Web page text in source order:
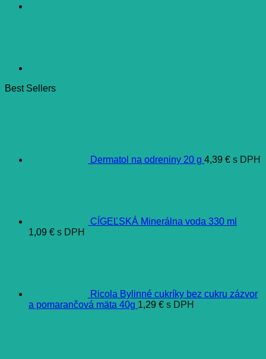
Best Sellers
Dermatol na odreniny 20 g 4,39 € s DPH
CÍGEĽSKÁ Minerálna voda 330 ml
1,09 € s DPH
Ricola Bylinné cukríky bez cukru zázvor
a pomarančová mäta 40g 1,29 € s DPH